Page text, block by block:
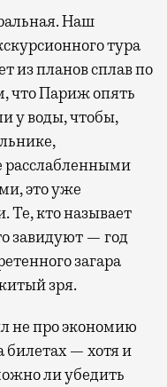
Наш
тура
из планов сплав по
что Париж опять
у воды, чтобы,
расслабленными
это уже
Те, кто называет
завидуют — год
загара
зря.
не про экономию
билетах — хотя и
ли убедить